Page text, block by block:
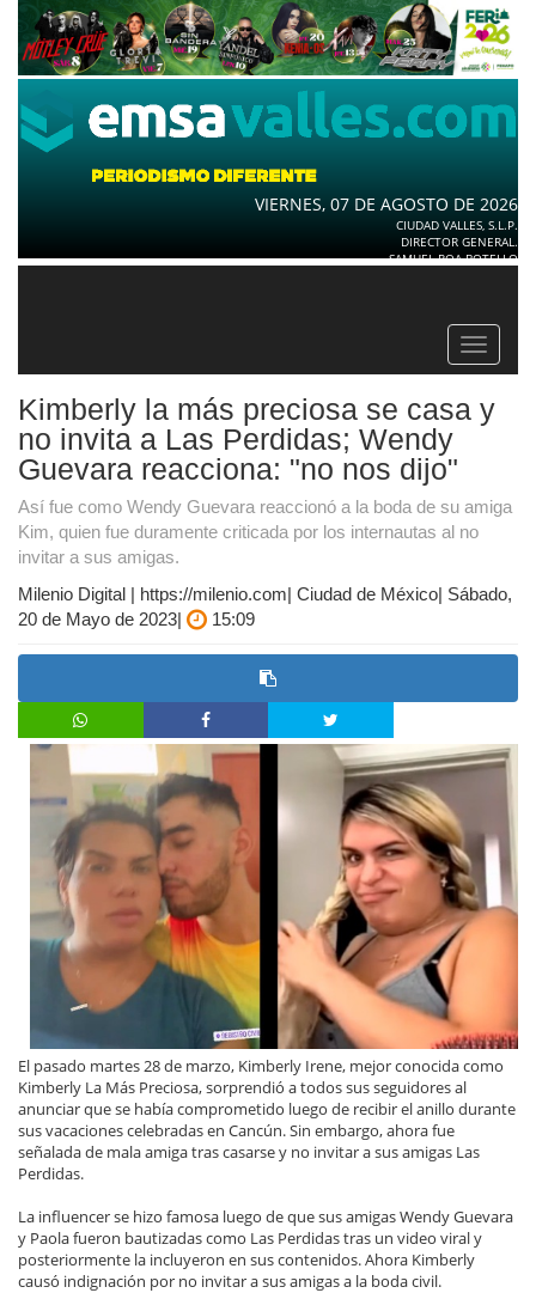
VIERNES, 07 DE AGOSTO DE 2026
CIUDAD VALLES, S.L.P.
DIRECTOR GENERAL.
SAMUEL ROA BOTELLO
Toggle
Kimberly la más preciosa se casa y
no invita a Las Perdidas; Wendy
Guevara reacciona: "no nos dijo"
Así fue como Wendy Guevara reaccionó a la boda de su amiga
Kim, quien fue duramente criticada por los internautas al no
invitar a sus amigas.
Milenio Digital | https://milenio.com| Ciudad de México| Sábado,
20 de Mayo de 2023|
15:09
El pasado martes 28 de marzo, Kimberly Irene, mejor conocida como
Kimberly La Más Preciosa, sorprendió a todos sus seguidores al
anunciar que se había comprometido luego de recibir el anillo durante
sus vacaciones celebradas en Cancún. Sin embargo, ahora fue
señalada de mala amiga tras casarse y no invitar a sus amigas Las
Perdidas.
La influencer se hizo famosa luego de que sus amigas Wendy Guevara
y Paola fueron bautizadas como Las Perdidas tras un video viral y
posteriormente la incluyeron en sus contenidos. Ahora Kimberly
causó indignación por no invitar a sus amigas a la boda civil.